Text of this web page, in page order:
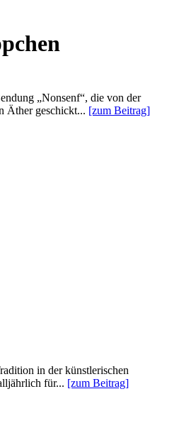
„Nonsenf“, die von der
Äther geschickt... [zum Beitrag]
in der künstlerischen
für... [zum Beitrag]